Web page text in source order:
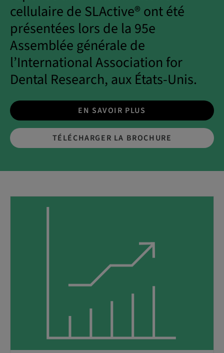
cellulaire de SLActive® ont été
présentées lors de la 95e
Assemblée générale de
l’International Association for
Dental Research, aux États-Unis.
EN SAVOIR PLUS
TÉLÉCHARGER LA BROCHURE